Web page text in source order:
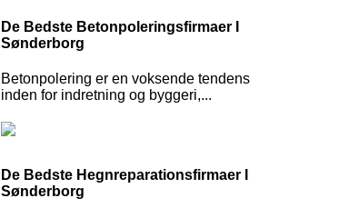
De Bedste Betonpoleringsfirmaer I
Sønderborg
Betonpolering er en voksende tendens
inden for indretning og byggeri,...
De Bedste Hegnreparationsfirmaer I
Sønderborg